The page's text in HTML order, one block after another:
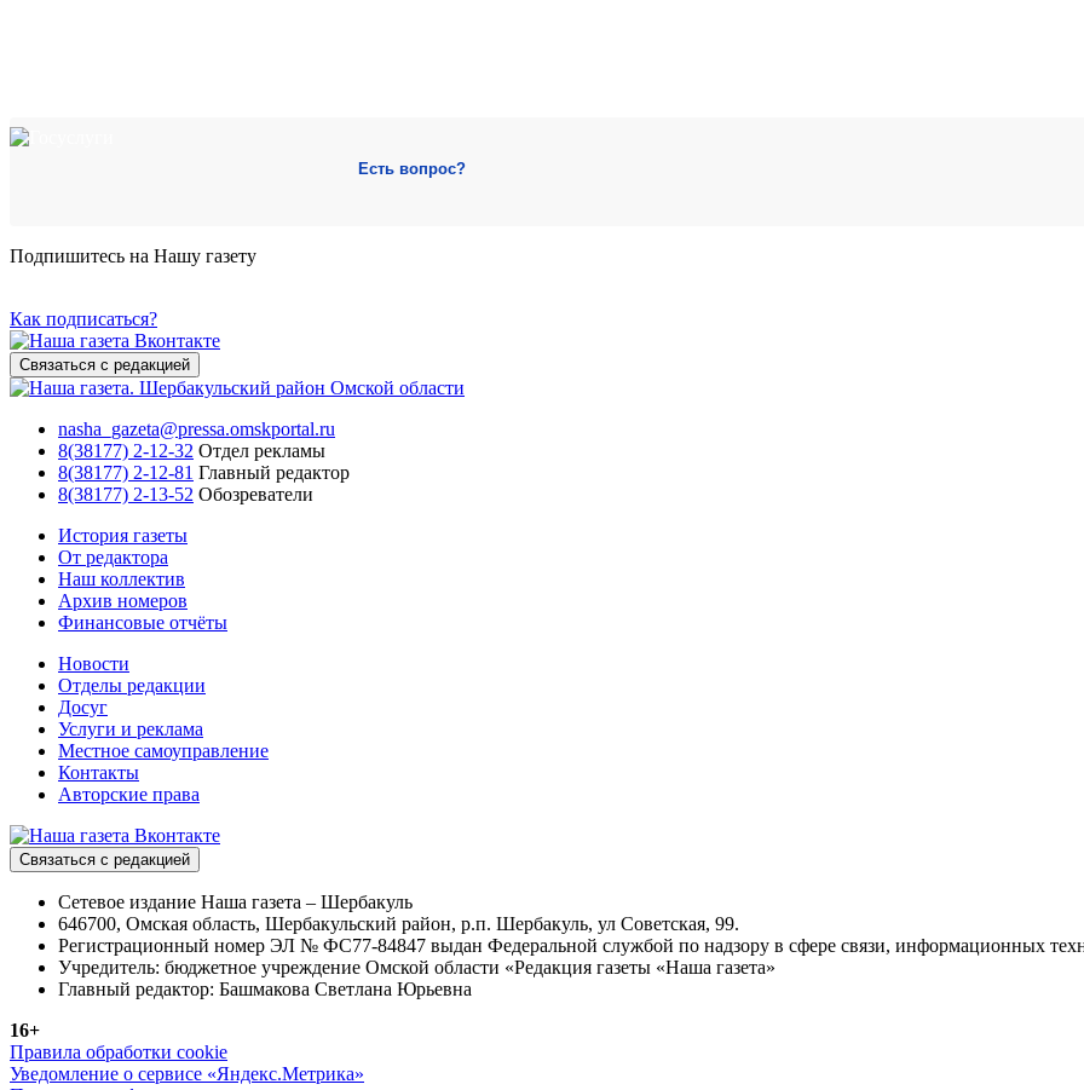
Есть вопрос?
Подпишитесь на Нашу газету
Как подписаться?
Связаться с редакцией
nasha_gazeta@pressa.omskportal.ru
8(38177) 2-12-32 Отдел рекламы
8(38177) 2-12-81 Главный редактор
8(38177) 2-13-52 Обозреватели
История газеты
От редактора
Наш коллектив
Архив номеров
Финансовые отчёты
Новости
Отделы редакции
Досуг
Услуги и реклама
Местное самоуправление
Контакты
Авторские права
Связаться с редакцией
Сетевое издание Наша газета – Шербакуль
646700, Омская область, Шербакульский район, р.п. Шербакуль, ул Советская, 99.
Регистрационный номер ЭЛ № ФС77-84847 выдан Федеральной службой по надзору в сфере связи, информационных
Учредитель: бюджетное учреждение Омской области «Редакция газеты «Наша газета»
Главный редактор: Башмакова Светлана Юрьевна
16+
Правила обработки cookie
Уведомление о сервисе «Яндекс.Метрика»